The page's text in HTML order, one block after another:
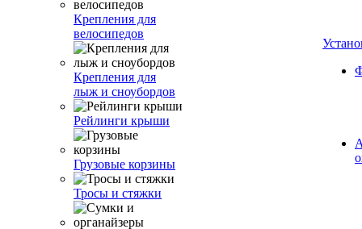
Крепления для
велосипедов
Крепления для
лыж и сноубордов
Рейлинги крыши
Грузовые корзины
Тросы и стяжки